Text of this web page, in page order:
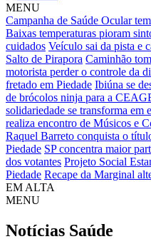
MENU
Campanha de Saúde Ocular
Baixas temperaturas pioram
cuidados Veículo sai da pista e
Salto de Pirapora Caminhão
motorista perder o controle da
fretado em Piedade Ibiúna se
de brócolos ninja para a
solidariedade se transforma em
realiza encontro de Músicos e
Raquel Barreto conquista o
Piedade SP concentra maior
dos votantes Projeto Social
Piedade Recape da Marginal
EM ALTA
MENU
Notícias Saúde